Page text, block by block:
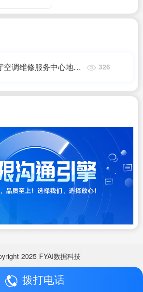
空调维修服务中心地址
326
2025 FYAI数据科技
拨打电话
2025 FYAI数据科技